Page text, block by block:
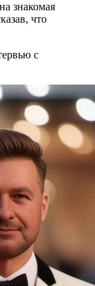
знакомая
что